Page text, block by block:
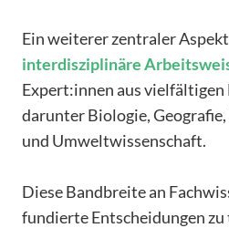
Ein weiterer zentraler
interdisziplinäre
Expert:innen aus vielfältigen
darunter Biologie,
und Umweltwissenschaft.
Diese Bandbreite an
fundierte Entscheidungen